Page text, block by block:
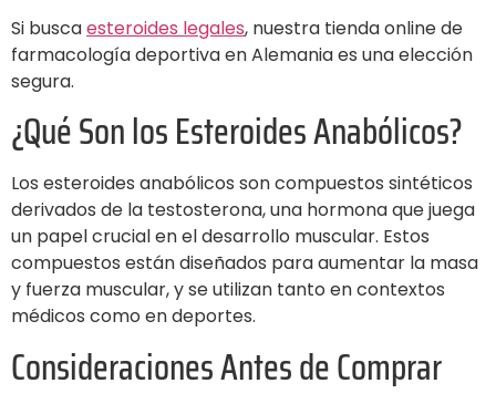
Si buscaesteroides legales, nuestra tienda online de
farmacología deportiva en Alemania es una elección
segura.
¿Qué Son los Esteroides Anabólicos?
Los esteroides anabólicos son compuestos sintéticos
derivados de la testosterona, una hormona que juega
un papel crucial en el desarrollo muscular. Estos
compuestos están diseñados para aumentar la masa
y fuerza muscular, y se utilizan tanto en contextos
médicos como en deportes.
Consideraciones Antes de Comprar